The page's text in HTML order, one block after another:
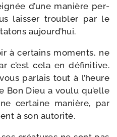
d’une manière per­
lais­ser trou­bler par le
aujourd’hui.
à cer­tains moments, ne
c’est cela en défi­ni­tive.
par­lais tout à l’heure
Bon Dieu a vou­lu qu’elle
cer­taine manière, par
à son autorité.